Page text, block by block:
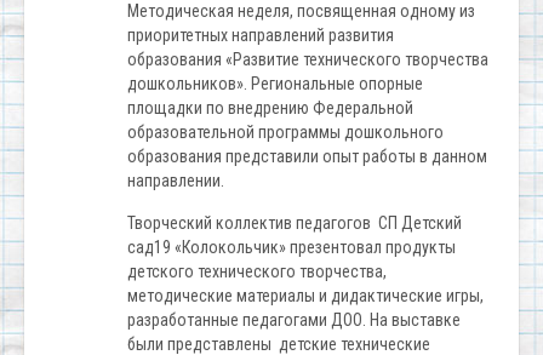
Методическая неделя, посвященная одному из
приоритетных направлений развития
образования «Развитие технического творчества
дошкольников». Региональные опорные
площадки по внедрению Федеральной
образовательной программы дошкольного
образования представили опыт работы в данном
направлении.
Творческий коллектив педагогов СП Детский
сад19 «Колокольчик» презентовал продукты
детского технического творчества,
методические материалы и дидактические игры,
разработанные педагогами ДОО. На выставке
были представлены детские технические